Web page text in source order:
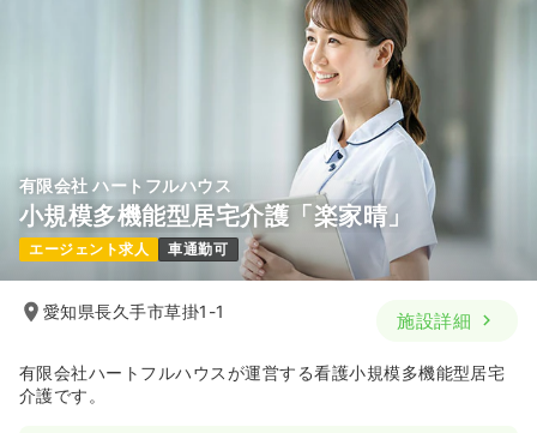
有限会社 ハートフルハウス
小規模多機能型居宅介護「楽家晴」
エージェント求人 車通勤可
愛知県長久手市草掛1-1 施設詳細
有限会社ハートフルハウスが運営する看護小規模多機能型居宅
介護です。